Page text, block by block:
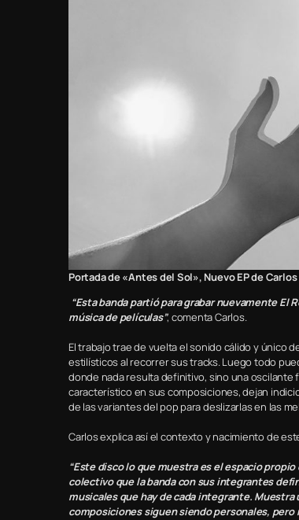
Portada de «Antes del Sol», Nuevo EP de
“Esta banda partió para grabar nuevamente El
música de películas”, comenta Carlos.
El trabajo trae de vuelta el sonido cálido y único
estilísticos al recorrer sus tracks. Luego todo
donde nada resulta definitivo, sino una
característico en sus composiciones, dejan
de las variantes del pop para deslizarlas en las
Carlos explica así el contexto y nacimiento de
“Este disco lo que muestra es el espacio
colectivo que la banda con sus integrantes
musicales que hay de cada integrante.
composiciones siguen siendo personales,